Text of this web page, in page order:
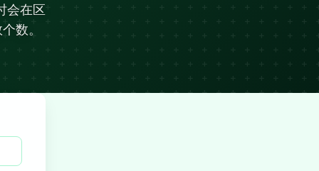
会在区
数。